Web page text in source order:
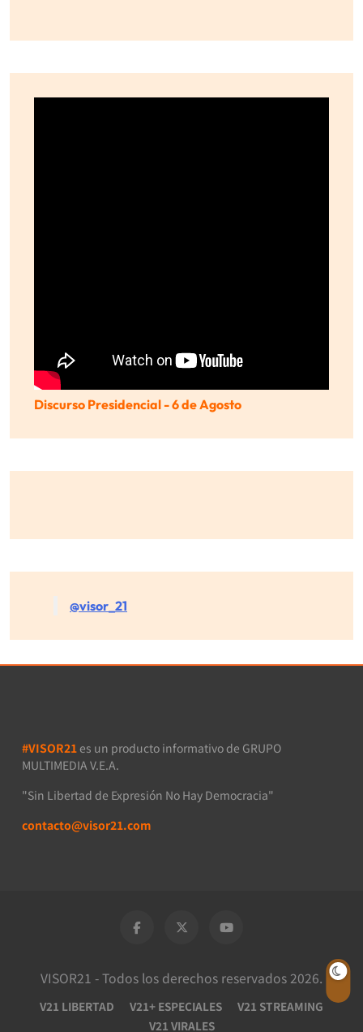
Discurso Presidencial - 6 de Agosto
@visor_21
#VISOR21 es un producto informativo de GRUPO
MULTIMEDIA V.E.A.
"Sin Libertad de Expresión No Hay Democracia"
contacto@visor21.com
VISOR21 - Todos los derechos reservados 2026.
V21 LIBERTAD V21+ ESPECIALES
V21 STREAMING
V21 VIRALES